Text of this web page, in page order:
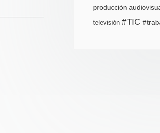
producción
televisión TIC